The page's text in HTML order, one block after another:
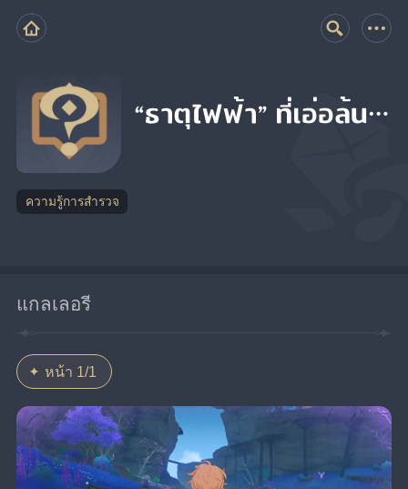
“ธาตุไฟฟ้า” ที่เอ่อล้น…
ความรู้การสำรวจ
แกลเลอรี
หน้า 1/1